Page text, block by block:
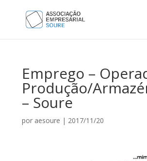
Emprego –
Produção/
– Soure
por aesoure | 2017/11/20